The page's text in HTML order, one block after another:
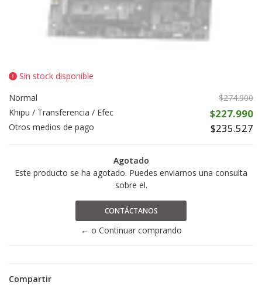
Sin stock disponible
Normal
$274.900
Khipu / Transferencia / Efec
$227.990
Otros medios de pago $235.527
Agotado
Este producto se ha agotado. Puedes enviarnos una consulta
sobre el.
CONTÁCTANOS
← o Continuar comprando
Compartir